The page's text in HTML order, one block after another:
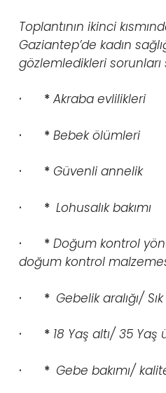
Toplantının ikinci
Gaziantep’de kadın
gözlemledikleri sorunları
· * Akraba evlilikleri
· * Bebek ölümleri
· * Güvenli annelik
· * Lohusalık bakımı
· * Doğum kontrol
doğum kontrol malzemesi
· * Gebelik aralığı/
· * 18 Yaş altı/ 35
· * Gebe bakımı/